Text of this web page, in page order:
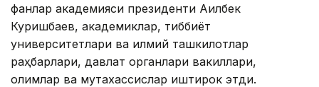
фанлар академияси президенти Ақилбек
Куришбаев, академиклар, тиббиёт
университетлари ва илмий ташкилотлар
раҳбарлари, давлат органлари вакиллари,
олимлар ва мутахассислар иштирок этди.